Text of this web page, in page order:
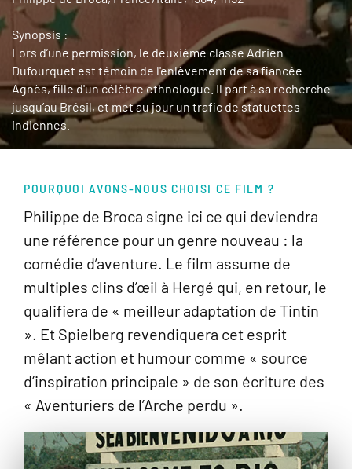
Synopsis :
Lors d’une permission, le deuxième classe Adrien
Dufourquet est témoin de l'enlèvement de sa fiancée
Agnès, fille d'un célèbre ethnologue. Il part à sa recherche
jusqu’au Brésil, et met au jour un trafic de statuettes
indiennes.
POURQUOI AVONS-NOUS CHOISI CE FILM ?
Philippe de Broca signe ici ce qui deviendra
une référence pour un genre nouveau : la
comédie d’aventure. Le film assume de
multiples clins d’œil à Hergé qui, en retour, le
qualifiera de « meilleur adaptation de Tintin
». Et Spielberg revendiquera cet esprit
mêlant action et humour comme « source
d’inspiration principale » de son écriture des
« Aventuriers de l’Arche perdu ».